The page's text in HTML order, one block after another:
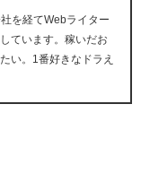
を経てWebライター
ています。稼いだお
い。1番好きなドラえ